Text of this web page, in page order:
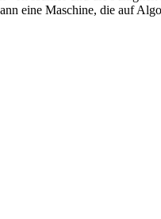
eine Maschine, die auf